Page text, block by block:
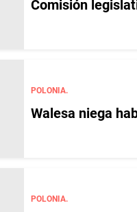
Comisión
POLONIA.
Walesa niega
POLONIA.